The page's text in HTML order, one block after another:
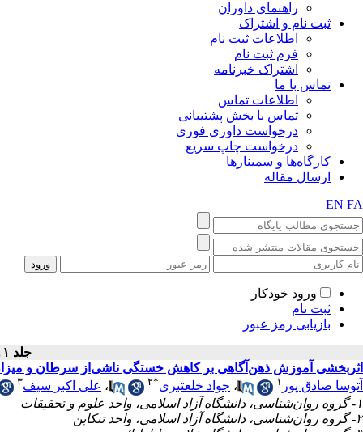
راهنمای داوران
ثبت نام و اشتراک
اطلاعات ثبت نام
فرم ثبت نام
اشتراک خبرنامه
تماس با ما
اطلاعات تماس
تماس با بخش پشتیبانی
درخواست داوری فوری
درخواست چاپ سریع
کارگاه‌ها و سمینارها
ارسال مقاله
EN FA
ورود خودکار
ثبت نام
بازیابی رمز عبور
جلد ۱۱ - شماره سال ۱۴۰۰
اثربخشی آموزش ذهن‌آگاهی بر کاهش خستگی ناشی‌از سرطان و
آتوسا صادق پور ۱ ، جواد خلعتبری*۲ ، علی اکبر سیف۳
۱- گروه روان‌شناسی، دانشگاه آزاد اسلامی، واحد علوم و تحقیقات
۲- گروه روان‌شناسی، دانشگاه آزاد اسلامی، واحد تنکابن